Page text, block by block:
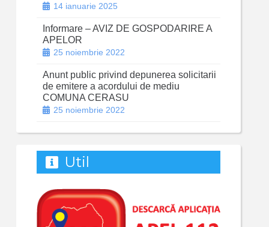
14 ianuarie 2025
Informare – AVIZ DE GOSPODARIRE A
APELOR
25 noiembrie 2022
Anunt public privind depunerea solicitarii
de emitere a acordului de mediu
COMUNA CERASU
25 noiembrie 2022
Util